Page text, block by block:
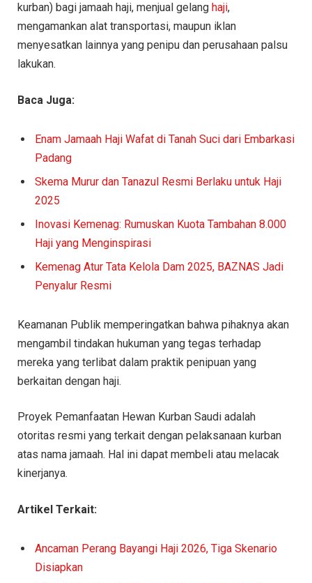
kurban) bagi jamaah haji, menjual gelang haji,
mengamankan alat transportasi, maupun iklan
menyesatkan lainnya yang penipu dan perusahaan palsu
lakukan.
Baca Juga:
Enam Jamaah Haji Wafat di Tanah Suci dari Embarkasi
Padang
Skema Murur dan Tanazul Resmi Berlaku untuk Haji
2025
Inovasi Kemenag: Rumuskan Kuota Tambahan 8.000
Haji yang Menginspirasi
Kemenag Atur Tata Kelola Dam 2025, BAZNAS Jadi
Penyalur Resmi
Keamanan Publik memperingatkan bahwa pihaknya akan
mengambil tindakan hukuman yang tegas terhadap
mereka yang terlibat dalam praktik penipuan yang
berkaitan dengan haji.
Proyek Pemanfaatan Hewan Kurban Saudi adalah
otoritas resmi yang terkait dengan pelaksanaan kurban
atas nama jamaah. Hal ini dapat membeli atau melacak
kinerjanya.
Artikel Terkait:
Ancaman Perang Bayangi Haji 2026, Tiga Skenario
Disiapkan